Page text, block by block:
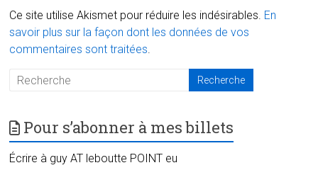
Ce site utilise Akismet pour réduire les indésirables. En
savoir plus sur la façon dont les données de vos
commentaires sont traitées.
Pour s’abonner à mes billets
Écrire à guy AT leboutte POINT eu